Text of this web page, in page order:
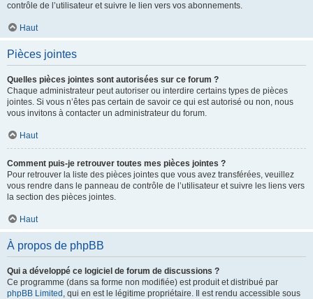
contrôle de l’utilisateur et suivre le lien vers vos abonnements.
Haut
Pièces jointes
Quelles pièces jointes sont autorisées sur ce forum ?
Chaque administrateur peut autoriser ou interdire certains types de pièces
jointes. Si vous n’êtes pas certain de savoir ce qui est autorisé ou non, nous
vous invitons à contacter un administrateur du forum.
Haut
Comment puis-je retrouver toutes mes pièces jointes ?
Pour retrouver la liste des pièces jointes que vous avez transférées, veuillez
vous rendre dans le panneau de contrôle de l’utilisateur et suivre les liens vers
la section des pièces jointes.
Haut
À propos de phpBB
Qui a développé ce logiciel de forum de discussions ?
Ce programme (dans sa forme non modifiée) est produit et distribué par
phpBB Limited , qui en est le légitime propriétaire. Il est rendu accessible sous